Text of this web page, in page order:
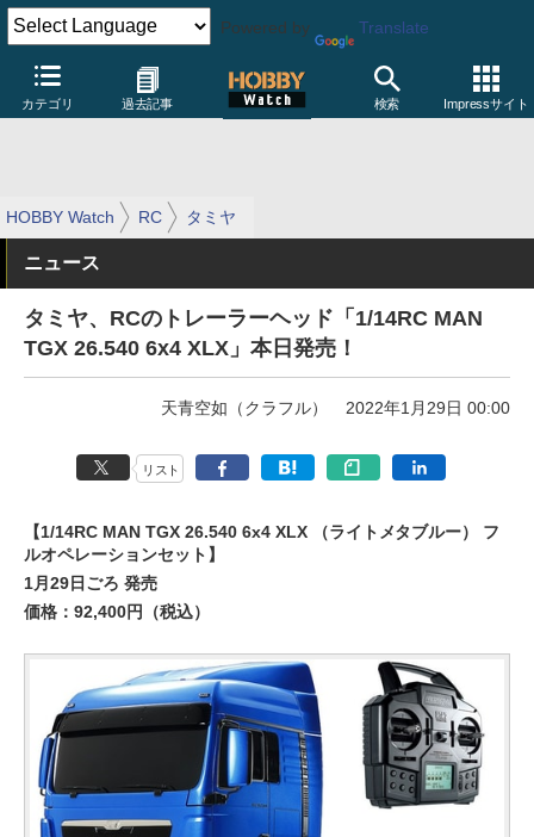
Powered by Translate
カテゴリ 過去記事 検索 Impressサイト
HOBBY Watch RC タミヤ
ニュース
タミヤ、RCのトレーラーヘッド「1/14RC MAN
TGX 26.540 6x4 XLX」本日発売！
天青空如（クラフル） 2022年1月29日 00:00
リスト
【1/14RC MAN TGX 26.540 6x4 XLX （ライトメタブルー） フ
ルオペレーションセット】
1月29日ごろ 発売
価格：92,400円（税込）